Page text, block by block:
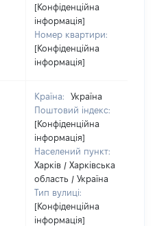
[Конфіденційна
інформація]
Номер квартири:
[Конфіденційна
інформація]
Країна:
Україна
Поштовий індекс:
[Конфіденційна
інформація]
Населений пункт:
Харків / Харківська
область / Україна
Тип вулиці:
[Конфіденційна
інформація]